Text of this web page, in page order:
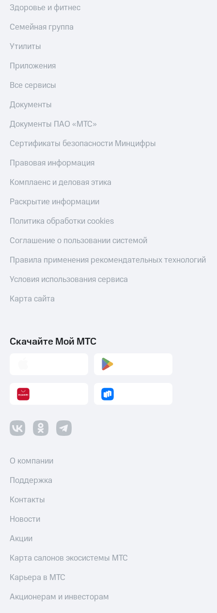
Здоровье и фитнес
Семейная группа
Утилиты
Приложения
Все сервисы
Документы
Документы ПАО «МТС»
Сертификаты безопасности Минцифры
Правовая информация
Комплаенс и деловая этика
Раскрытие информации
Политика обработки cookies
Соглашение о пользовании системой
Правила применения рекомендательных технологий
Условия использования сервиса
Карта сайта
Скачайте Мой МТС
О компании
Поддержка
Контакты
Новости
Акции
Карта салонов экосистемы МТС
Карьера в МТС
Акционерам и инвесторам